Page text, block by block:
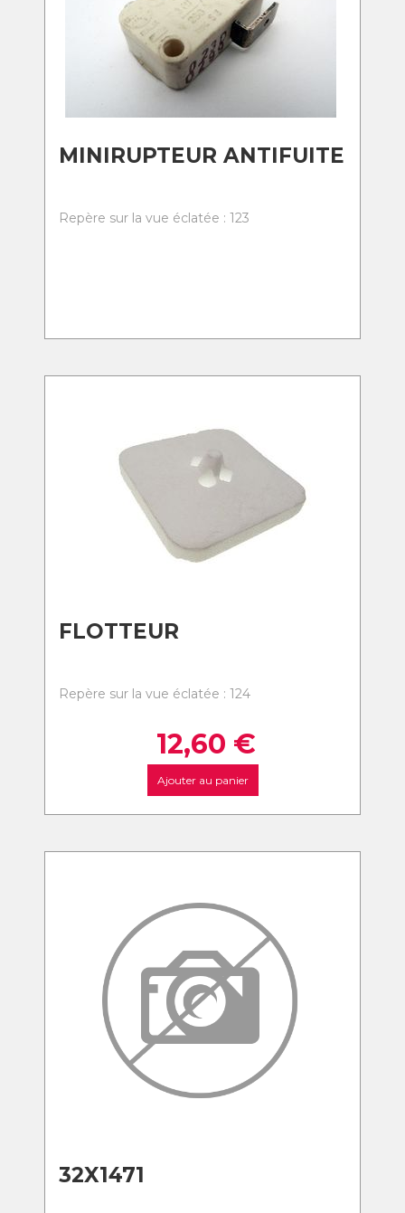
MINIRUPTEUR ANTIFUITE
Repère sur la vue éclatée : 123
FLOTTEUR
Repère sur la vue éclatée : 124
12,60 €
Ajouter au panier
32X1471